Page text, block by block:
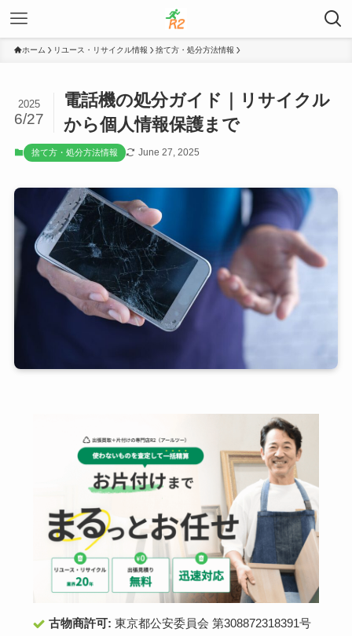
ホーム リユース・リサイクル情報 捨て方・処分方法情報
電話機の処分ガイド｜リサイクル
から個人情報保護まで
2025
6/27
捨て方・処分方法情報 June 27, 2025
古物商許可: 東京都公安委員会 第308872318391号